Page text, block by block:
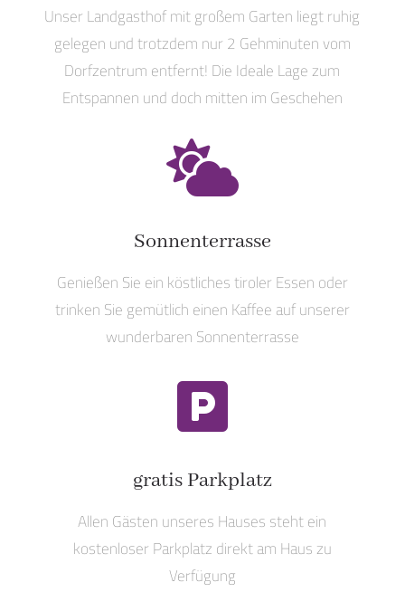
Unser Landgasthof mit großem Garten liegt ruhig
gelegen und trotzdem nur 2 Gehminuten vom
Dorfzentrum entfernt! Die Ideale Lage zum
Entspannen und doch mitten im Geschehen

Sonnenterrasse
Genießen Sie ein köstliches tiroler Essen oder
trinken Sie gemütlich einen Kaffee auf unserer
wunderbaren Sonnenterrasse

gratis Parkplatz
Allen Gästen unseres Hauses steht ein
kostenloser Parkplatz direkt am Haus zu
Verfügung